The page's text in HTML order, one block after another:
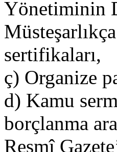
Yönetiminin
sertifikaları,
ç) Organize
d) Kamu
borçlanma
Resmî